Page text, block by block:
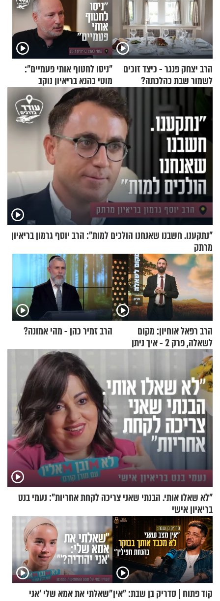
הרב יצחק פנגר - כיצד זוכים
לשמור שבת כהלכתה?
"ניסו לחטוף אותי פעמיים":
מוטי כהנא בריאיון נוקב
"נתקענו. חשבנו שאנחנו הולכים למות": הרב יוסף גרמון בריאיון
מרתק
הרב רפאל אוחיון: מקום
לשאלה, פרק 2 - איך ניתן
להוכיח שהתורה משמיים?
הרב זמיר כהן - מהי אמונה?
"לא שאלו אותי. הבנתי שאני צריכה לקחת אחריות": נעמי בנט
בריאיון אישי
קוד פתוח | סדריק בן שבת: "אין"שאלתי את אמא שלי 'אני